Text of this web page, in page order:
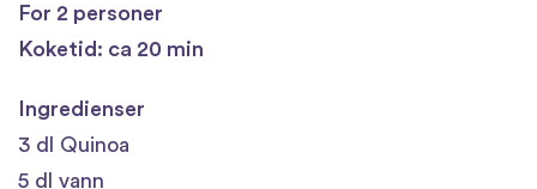
For 2 personer
Koketid: ca 20 min
Ingredienser
3 dl Quinoa
5 dl vann